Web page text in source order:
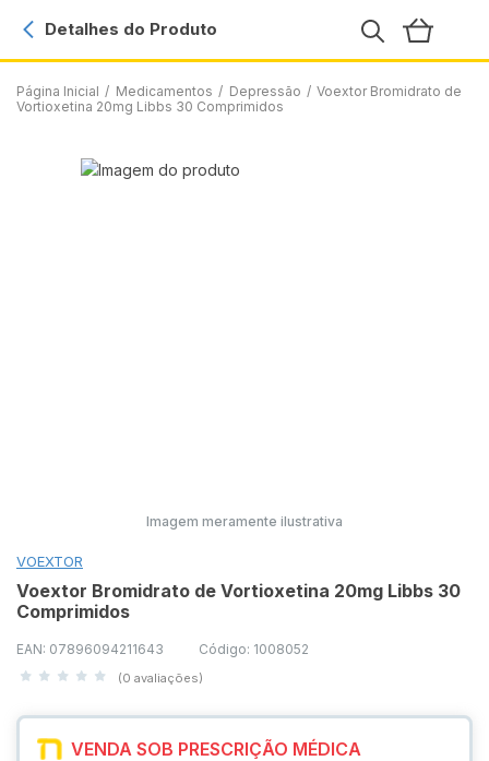
Página Inicial / Medicamentos / Depressão / Voextor Bromidrato de
Vortioxetina 20mg Libbs 30 Comprimidos
Detalhes do Produto
Imagem meramente ilustrativa
VOEXTOR
Voextor Bromidrato de Vortioxetina 20mg Libbs 30
Comprimidos
EAN: 07896094211643 Código: 1008052
(0 avaliações)
VENDA SOB PRESCRIÇÃO MÉDICA